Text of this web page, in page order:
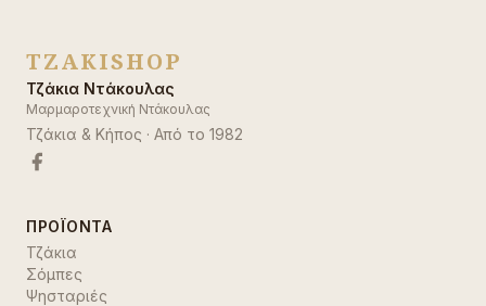
TZAKISHOP
Τζάκια Ντάκουλας
Μαρμαροτεχνική Ντάκουλας
Τζάκια & Κήπος · Από το 1982
ΠΡΟΪΌΝΤΑ
Τζάκια
Σόμπες
Ψησταριές